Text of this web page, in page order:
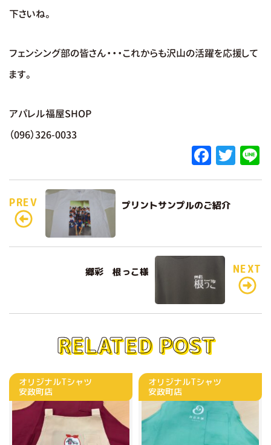
下さいね。
フェンシング部の皆さん・・・これからも沢山の活躍を応援して
ます。
アパレル福屋SHOP
（096）326-0033
F
a
c
e
o
k
T
w n
PREV プリントサンプルのご紹介
郷彩 根っこ様 NEXT
RELATED POST
オリジナルTシャツ
安政町店
オリジナルTシャツ
安政町店